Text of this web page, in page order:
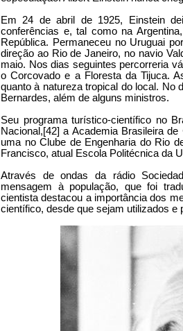
Em 24 de abril de 1925, Einstein
conferências e, tal como na
República. Permaneceu no Uruguai
direção ao Rio de Janeiro, no navio
maio. Nos dias seguintes percorreria
o Corcovado e a Floresta da Tijuca.
quanto à natureza tropical do local. No
Bernardes, além de alguns ministros.
Seu programa turístico-científico no
Nacional,[42] a Academia Brasileira
uma no Clube de Engenharia do Rio
Francisco, atual Escola Politécnica da
Através de ondas da rádio
mensagem à população, que foi
cientista destacou a importância dos
científico, desde que sejam utilizados